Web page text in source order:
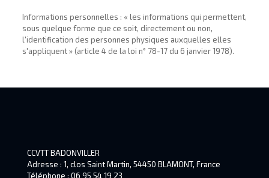
Informations personnelles : « les informations qui permettent,
sous quelque forme que ce soit, directement ou non,
l'identification des personnes physiques auxquelles elles
s'appliquent » (article 4 de la loi n° 78-17 du 6 janvier 1978).
CCVTT BADONVILLER
Adresse : 1, clos Saint Martin, 54450 BLAMONT, France
Téléphone : 06 95 54 19 23